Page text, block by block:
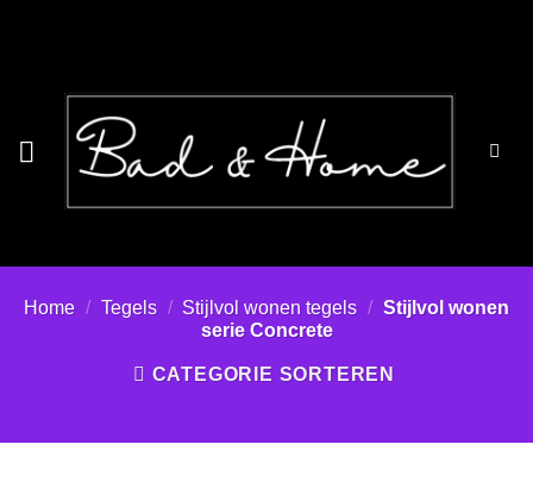
Home / Tegels / Stijlvol wonen tegels / Stijlvol wonen
serie Concrete
CATEGORIE SORTEREN